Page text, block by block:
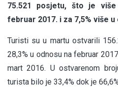
75.521 posjetu, što je
februar 2017. i za 7,5% više
Turisti su u martu ostvarili
28,3% u odnosu na februar
mart 2016. U ostvarenom
turista bilo je 33,4% dok je